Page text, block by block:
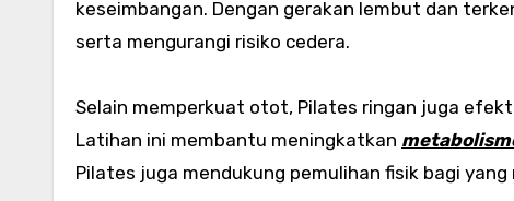
keseimbangan. Dengan gerakan lembut dan
serta mengurangi risiko cedera.
Selain memperkuat otot, Pilates ringan juga
Latihan ini membantu meningkatkan
Pilates juga mendukung pemulihan fisik bagi